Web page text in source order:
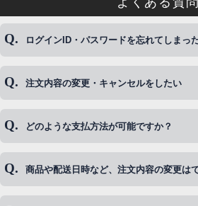
ログインID・パスワードを忘れてしまっ
◆下記ページより、ログインIDの変更が可
注文内容の変更・キャンセルをしたい
◆即日発送を行なっている関係上、午後
※発送後、発送準備が完了しお手続きが
どのような支払方法が可能ですか？
◆代金引換・クレジットカード・携帯キャ
商品や配送日時など、注文内容の変更は